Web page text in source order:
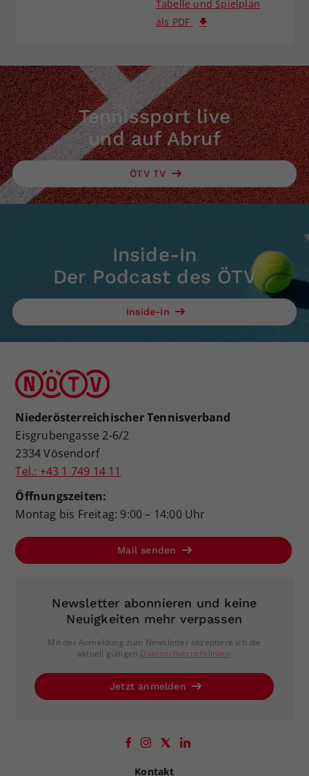
Tabelle und Spielplan
als PDF
Tennissport live
und auf Abruf
ÖTV TV
Inside-In
Der Podcast des ÖTV
Inside-In
Niederösterreichischer Tennisverband
Eisgrubengasse 2-6/2
2334 Vösendorf
Tel.: +43 1 749 14 11
Öffnungszeiten:
Montag bis Freitag: 9:00 – 14:00 Uhr
Mail senden
Newsletter abonnieren und keine
Neuigkeiten mehr verpassen
Mit der Anmeldung zum Newsletter akzeptiere ich die
aktuell gültigen Datenschutzrichtlinien.
Jetzt anmelden
Kontakt